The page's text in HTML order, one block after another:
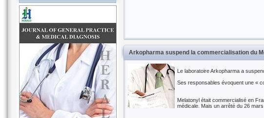
Arkopharma suspend la commercialisation du
Le laboratoire Arkopharma a
Ses responsables évoquent une «
Melatonyl était commercialisé en
médicale. Mais un arrêté du 26